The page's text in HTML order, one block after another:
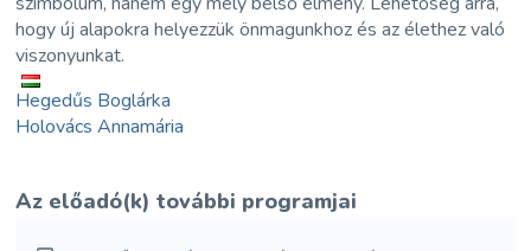
hogy új alapokra helyezzük önmagunkhoz és az élethez való
viszonyunkat.
Hegedűs Boglárka
Holovács Annamária
Az előadó(k) további programjai